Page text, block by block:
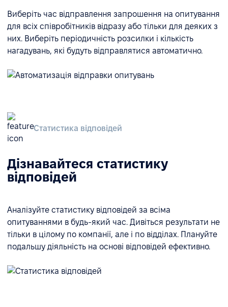
Виберіть час відправлення запрошення на опитування
для всіх співробітників відразу або тільки для деяких з
них. Виберіть періодичність розсилки і кількість
нагадувань, які будуть відправлятися автоматично.
Статистика відповідей
Дізнавайтеся статистику
відповідей
Аналізуйте статистику відповідей за всіма
опитуваннями в будь-який час. Дивіться результати не
тільки в цілому по компанії, але і по відділах. Плануйте
подальшу діяльність на основі відповідей ефективно.